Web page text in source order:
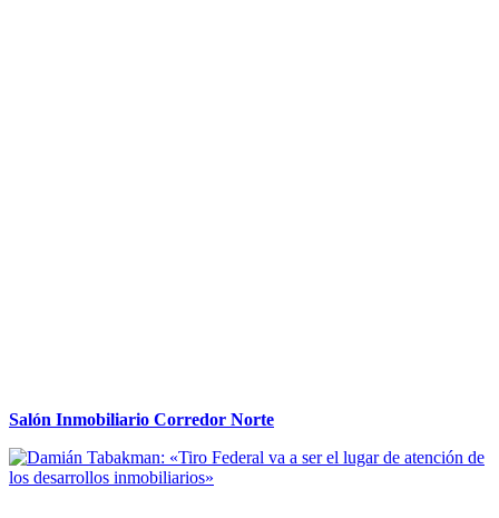
Salón Inmobiliario Corredor Norte